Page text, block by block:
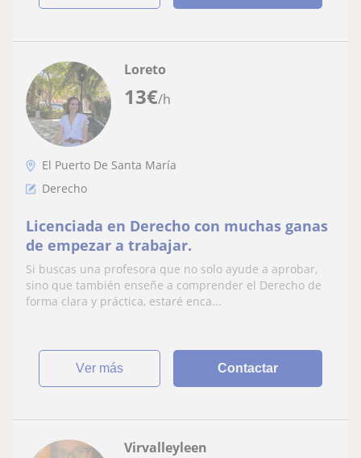
13€/h
Loreto
El Puerto De Santa María
Derecho
Licenciada en Derecho con muchas ganas
de empezar a trabajar.
Si buscas una profesora que no solo ayude a aprobar,
sino que también enseñe a comprender el Derecho de
forma clara y práctica, estaré enca...
ver más Contactar
Virvalleyleen